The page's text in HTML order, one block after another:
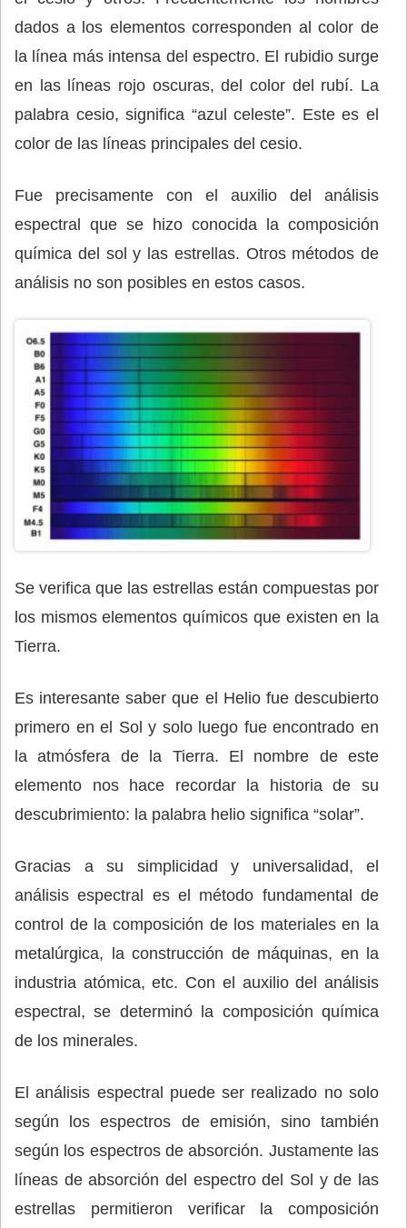
dados a los elementos corresponden al color de
la línea más intensa del espectro. El rubidio surge
en las líneas rojo oscuras, del color del rubí. La
palabra cesio, significa “azul celeste”. Este es el
color de las líneas principales del cesio.
Fue precisamente con el auxilio del análisis
espectral que se hizo conocida la composición
química del sol y las estrellas. Otros métodos de
análisis no son posibles en estos casos.
Se verifica que las estrellas están compuestas por
los mismos elementos químicos que existen en la
Tierra.
Es interesante saber que el Helio fue descubierto
primero en el Sol y solo luego fue encontrado en
la atmósfera de la Tierra. El nombre de este
elemento nos hace recordar la historia de su
descubrimiento: la palabra helio significa “solar”.
Gracias a su simplicidad y universalidad, el
análisis espectral es el método fundamental de
control de la composición de los materiales en la
metalúrgica, la construcción de máquinas, en la
industria atómica, etc. Con el auxilio del análisis
espectral, se determinó la composición química
de los minerales.
El análisis espectral puede ser realizado no solo
según los espectros de emisión, sino también
según los espectros de absorción. Justamente las
líneas de absorción del espectro del Sol y de las
estrellas permitieron verificar la composición